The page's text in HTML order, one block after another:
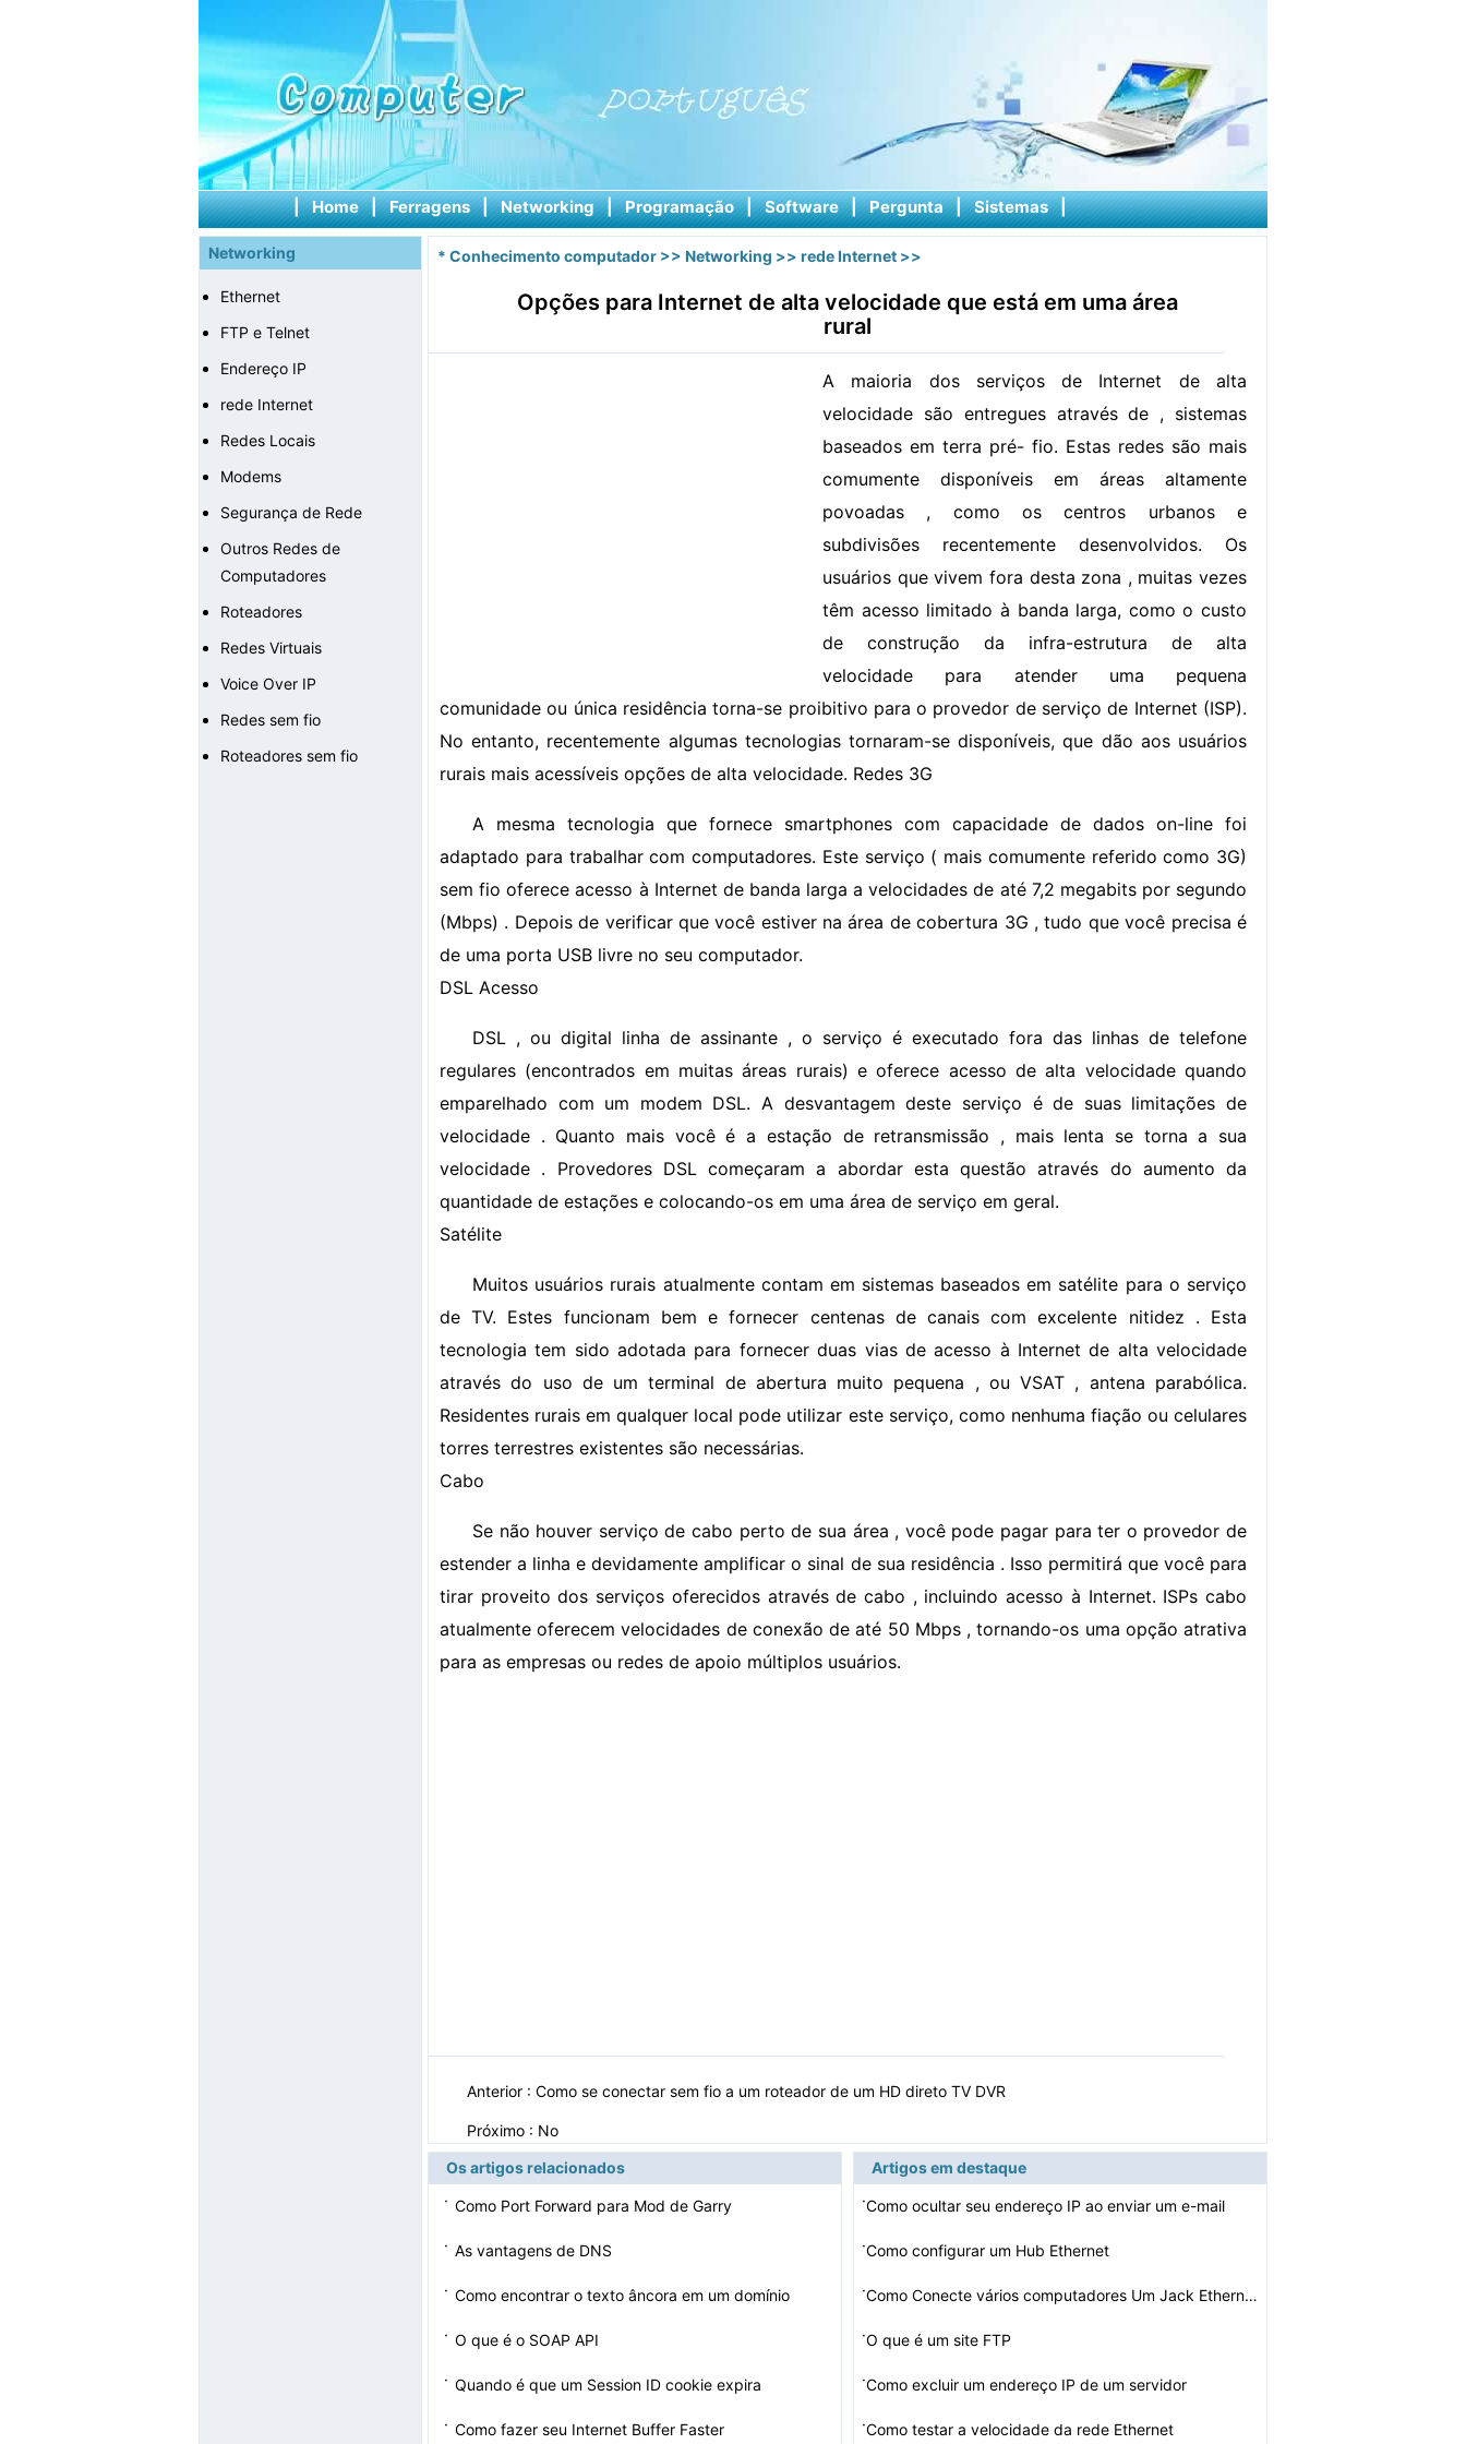
| Home | Ferragens | Networking | Programação | Software | Pergunta | Sistemas |
Networking
Ethernet
FTP e Telnet
Endereço IP
rede Internet
Redes Locais
Modems
Segurança de Rede
Outros Redes de
Computadores
Roteadores
Redes Virtuais
Voice Over IP
Redes sem fio
Roteadores sem fio
* Conhecimento computador >> Networking >> rede Internet >>
Opções para Internet de alta velocidade que está em uma área
rural
A maioria dos serviços de Internet de alta
velocidade são entregues através de , sistemas
baseados em terra pré- fio. Estas redes são mais
comumente disponíveis em áreas altamente
povoadas , como os centros urbanos e
subdivisões recentemente desenvolvidos. Os
usuários que vivem fora desta zona , muitas vezes
têm acesso limitado à banda larga, como o custo
de construção da infra-estrutura de alta
velocidade para atender uma pequena
comunidade ou única residência torna-se proibitivo para o provedor de serviço de Internet (ISP).
No entanto, recentemente algumas tecnologias tornaram-se disponíveis, que dão aos usuários
rurais mais acessíveis opções de alta velocidade. Redes 3G
A mesma tecnologia que fornece smartphones com capacidade de dados on-line foi
adaptado para trabalhar com computadores. Este serviço ( mais comumente referido como 3G)
sem fio oferece acesso à Internet de banda larga a velocidades de até 7,2 megabits por segundo
(Mbps) . Depois de verificar que você estiver na área de cobertura 3G , tudo que você precisa é
de uma porta USB livre no seu computador.
DSL Acesso
DSL , ou digital linha de assinante , o serviço é executado fora das linhas de telefone
regulares (encontrados em muitas áreas rurais) e oferece acesso de alta velocidade quando
emparelhado com um modem DSL. A desvantagem deste serviço é de suas limitações de
velocidade . Quanto mais você é a estação de retransmissão , mais lenta se torna a sua
velocidade . Provedores DSL começaram a abordar esta questão através do aumento da
quantidade de estações e colocando-os em uma área de serviço em geral.
Satélite
Muitos usuários rurais atualmente contam em sistemas baseados em satélite para o serviço
de TV. Estes funcionam bem e fornecer centenas de canais com excelente nitidez . Esta
tecnologia tem sido adotada para fornecer duas vias de acesso à Internet de alta velocidade
através do uso de um terminal de abertura muito pequena , ou VSAT , antena parabólica.
Residentes rurais em qualquer local pode utilizar este serviço, como nenhuma fiação ou celulares
torres terrestres existentes são necessárias.
Cabo
Se não houver serviço de cabo perto de sua área , você pode pagar para ter o provedor de
estender a linha e devidamente amplificar o sinal de sua residência . Isso permitirá que você para
tirar proveito dos serviços oferecidos através de cabo , incluindo acesso à Internet. ISPs cabo
atualmente oferecem velocidades de conexão de até 50 Mbps , tornando-os uma opção atrativa
para as empresas ou redes de apoio múltiplos usuários.
Anterior : Como se conectar sem fio a um roteador de um HD direto TV DVR
Próximo : No
Os artigos relacionados
· Como Port Forward para Mod de Garry
· As vantagens de DNS
· Como encontrar o texto âncora em um domínio
· O que é o SOAP API
· Quando é que um Session ID cookie expira
· Como fazer seu Internet Buffer Faster
Artigos em destaque
·Como ocultar seu endereço IP ao enviar um e-mail
·Como configurar um Hub Ethernet
· Como Conecte vários computadores Um Jack Ethernet
·O que é um site FTP
·Como excluir um endereço IP de um servidor
·Como testar a velocidade da rede Ethernet